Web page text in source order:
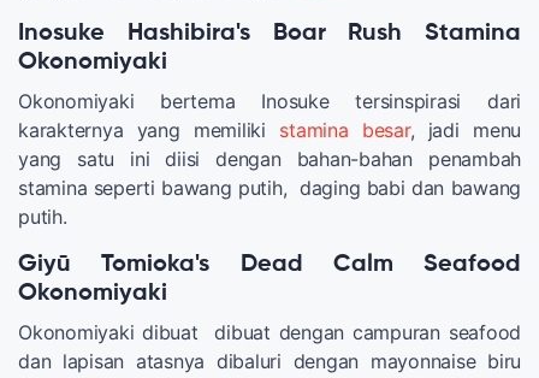
Inosuke Hashibira's Boar Rush Stamina
Okonomiyaki
Okonomiyaki bertema Inosuke tersinspirasi dari
karakternya yang memiliki stamina besar, jadi menu
yang satu ini diisi dengan bahan-bahan penambah
stamina seperti bawang putih, daging babi dan bawang
putih.
Giyū Tomioka's Dead Calm Seafood
Okonomiyaki
Okonomiyaki dibuat dibuat dengan campuran seafood
dan lapisan atasnya dibaluri dengan mayonnaise biru